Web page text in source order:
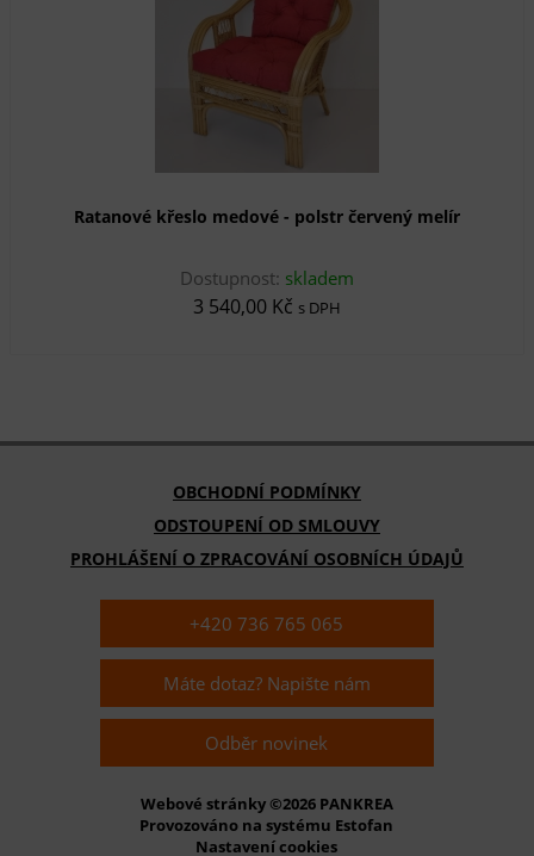
Ratanové křeslo medové - polstr červený melír
Dostupnost: skladem
3 540,00 Kč s DPH
OBCHODNÍ PODMÍNKY
ODSTOUPENÍ OD SMLOUVY
PROHLÁŠENÍ O ZPRACOVÁNÍ OSOBNÍCH ÚDAJŮ
+420 736 765 065
Máte dotaz? Napište nám
Odběr novinek
Webové stránky ©2026 PANKREA
Provozováno na systému Estofan
Nastavení cookies